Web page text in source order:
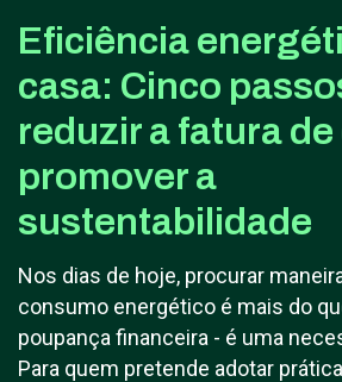
Eficiência
casa: Cinco
reduzir a fatura
promover a
sustentabilidade
Nos dias de hoje, procurar
consumo energético é mais do
poupança financeira - é uma
Para quem pretende adotar